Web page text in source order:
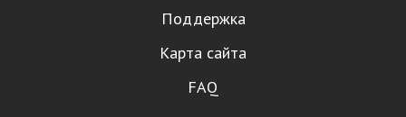
Поддержка
Карта сайта
FAQ